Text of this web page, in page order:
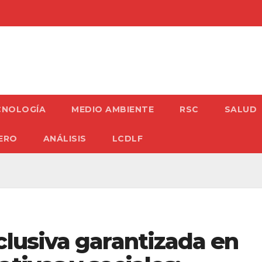
MEDIO AMBIENTE RSC SALUD
ANÁLISIS LCDLF
garantizada en